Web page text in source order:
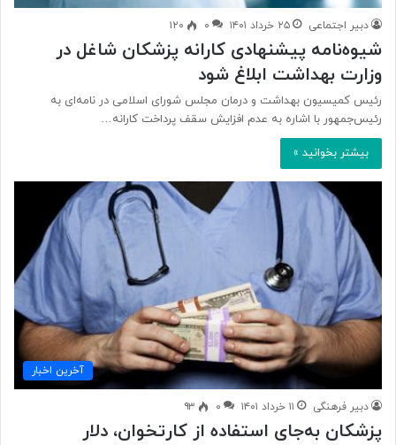
دبیر اجتماعی ۲۵ خرداد ۱۴۰۱ ۰ ۱۲۰
شیوه‌نامه پیشنهادی کارانه پزشکان شاغل در
وزارت بهداشت ابلاغ شود
رئیس کمیسیون بهداشت و درمان مجلس شورای اسلامی در نامه‌ای به
رئیس‌جمهور با اشاره به عدم افزایش سقف پرداخت کارانه…
بیشتر بخوانید »
آخرین اخبار
دبیر فرهنگی ۱۱ خرداد ۱۴۰۱ ۰ ۹۳
پزشکان به‌جای استفاده از کارتخوان، دلار